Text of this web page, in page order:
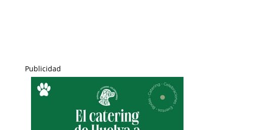
Publicidad